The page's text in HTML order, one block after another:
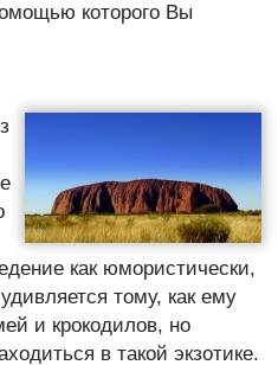
которого Вы
как юмористически,
тому, как ему
и крокодилов, но
в такой экзотике.